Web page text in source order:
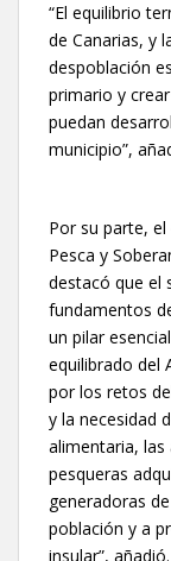
“El equilibrio
de Canarias, y
despoblación
primario y
puedan
municipio”,
Por su parte,
Pesca y
destacó que el
fundamentos
un pilar
equilibrado del
por los retos
y la necesidad
alimentaria, las
pesqueras
generadoras
población y a
insular”, añadió.